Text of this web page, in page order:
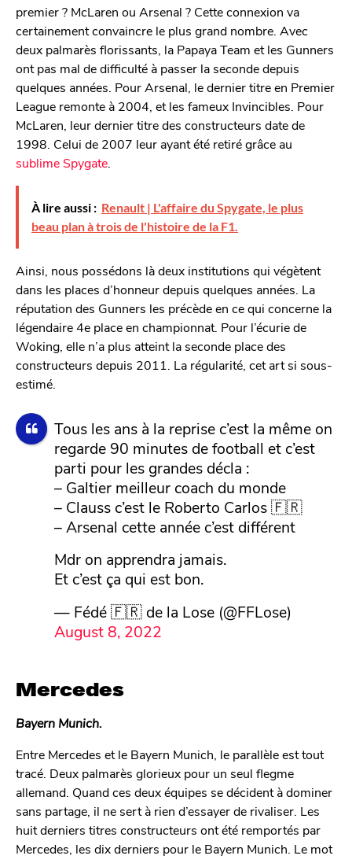
premier ? McLaren ou Arsenal ? Cette connexion va
certainement convaincre le plus grand nombre. Avec
deux palmarès florissants, la Papaya Team et les Gunners
ont pas mal de difficulté à passer la seconde depuis
quelques années. Pour Arsenal, le dernier titre en Premier
League remonte à 2004, et les fameux Invincibles. Pour
McLaren, leur dernier titre des constructeurs date de
1998. Celui de 2007 leur ayant été retiré grâce au
sublime Spygate.
À lire aussi : Renault | L'affaire du Spygate, le plus
beau plan à trois de l'histoire de la F1.
Ainsi, nous possédons là deux institutions qui végètent
dans les places d’honneur depuis quelques années. La
réputation des Gunners les précède en ce qui concerne la
légendaire 4e place en championnat. Pour l’écurie de
Woking, elle n’a plus atteint la seconde place des
constructeurs depuis 2011. La régularité, cet art si sous-
estimé.
Tous les ans à la reprise c’est la même on
regarde 90 minutes de football et c’est
parti pour les grandes décla :
– Galtier meilleur coach du monde
– Clauss c’est le Roberto Carlos 🇫🇷
– Arsenal cette année c’est différent
Mdr on apprendra jamais.
Et c’est ça qui est bon.
— Fédé 🇫🇷 de la Lose (@FFLose)
August 8, 2022
Mercedes
Bayern Munich.
Entre Mercedes et le Bayern Munich, le parallèle est tout
tracé. Deux palmarès glorieux pour un seul flegme
allemand. Quand ces deux équipes se décident à dominer
sans partage, il ne sert à rien d’essayer de rivaliser. Les
huit derniers titres constructeurs ont été remportés par
Mercedes, les dix derniers pour le Bayern Munich. Le mot